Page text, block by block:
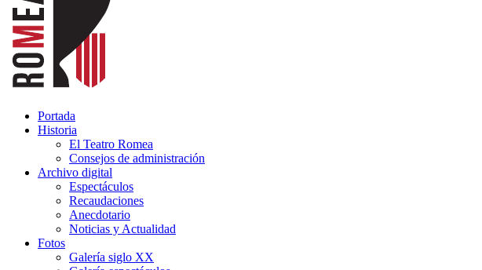
Portada
Historia
El Teatro Romea
Consejos de administración
Archivo digital
Espectáculos
Recaudaciones
Anecdotario
Noticias y Actualidad
Fotos
Galería siglo XX